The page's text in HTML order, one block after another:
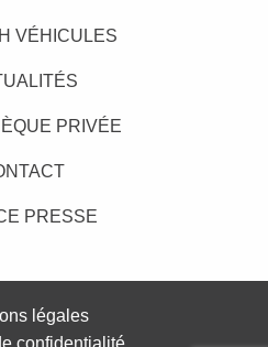
VÉHICULES
PRIVÉE
PRESSE
légales